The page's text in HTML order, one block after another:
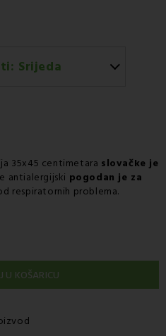
Srijeda
35x45 centimetara slovačke je
antialergijski pogodan je za
respiratornih problema.
U KOŠARICU